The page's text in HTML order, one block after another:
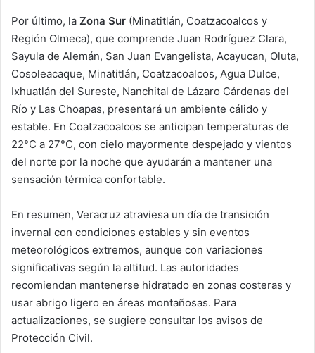
Por último, la Zona Sur (Minatitlán, Coatzacoalcos y
Región Olmeca), que comprende Juan Rodríguez Clara,
Sayula de Alemán, San Juan Evangelista, Acayucan, Oluta,
Cosoleacaque, Minatitlán, Coatzacoalcos, Agua Dulce,
Ixhuatlán del Sureste, Nanchital de Lázaro Cárdenas del
Río y Las Choapas, presentará un ambiente cálido y
estable. En Coatzacoalcos se anticipan temperaturas de
22°C a 27°C, con cielo mayormente despejado y vientos
del norte por la noche que ayudarán a mantener una
sensación térmica confortable.
En resumen, Veracruz atraviesa un día de transición
invernal con condiciones estables y sin eventos
meteorológicos extremos, aunque con variaciones
significativas según la altitud. Las autoridades
recomiendan mantenerse hidratado en zonas costeras y
usar abrigo ligero en áreas montañosas. Para
actualizaciones, se sugiere consultar los avisos de
Protección Civil.